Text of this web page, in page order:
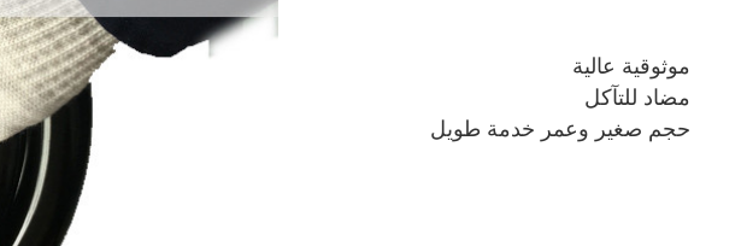
موثوقية عالية
مضاد للتآكل
حجم صغير وعمر خدمة طويل